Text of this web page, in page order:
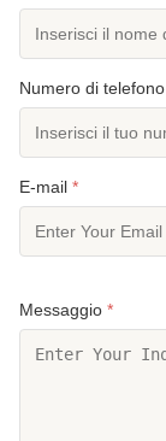
Numero di telefono
E-mail *
Messaggio *